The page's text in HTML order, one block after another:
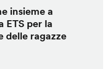
insieme a
ETS per la
delle ragazze